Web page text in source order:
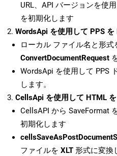
URL、API バージョンを使用
を初期化します
WordsApi を使用して PPS
ローカル ファイル名と形式
ConvertDocumentRequest
WordsApi を使用して PPS
します。
CellsApi を使用して HTML
CellsAPI から SaveFormat
初期化します
ファイルを XLT 形式に変換